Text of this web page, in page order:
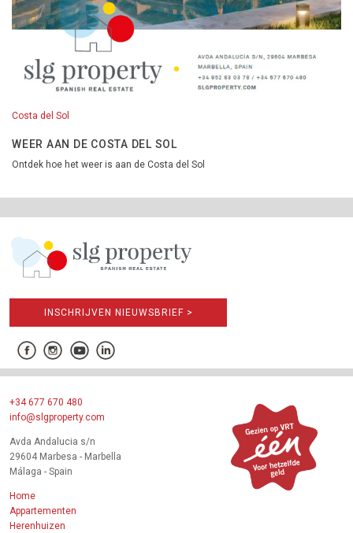
Costa del Sol
WEER AAN DE COSTA DEL SOL
Ontdek hoe het weer is aan de Costa del Sol
INSCHRIJVEN NIEUWSBRIEF >
+34 677 670 480
info@slgproperty.com
Avda Andalucia s/n
29604 Marbesa - Marbella
Málaga - Spain
Home
Appartementen
Herenhuizen